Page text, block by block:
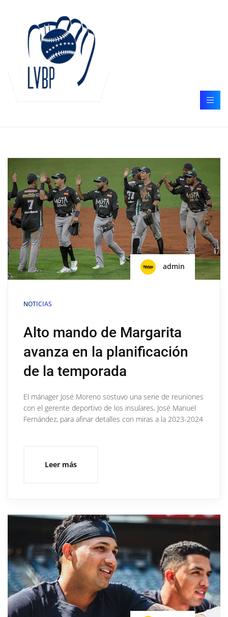
admin
NOTICIAS
Alto mando de Margarita
avanza en la planificación
de la temporada
El mánager José Moreno sostuvo una serie de reuniones
con el gerente deportivo de los insulares, José Manuel
Fernández, para afinar detalles con miras a la 2023-2024
Leer más